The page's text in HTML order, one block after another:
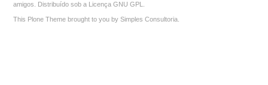
amigos. Distribuído sob a Licença GNU GPL
This Plone Theme brought to you by Simples Consultoria